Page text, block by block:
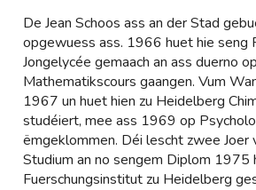
De Jean Schoos ass an der Stad
opgewuess ass. 1966 huet hie seng
Jongelycée gemaach an ass duerno
Mathematikscours gaangen. Vum
1967 un huet hien zu Heidelberg
studéiert, mee ass 1969 op
ëmgeklommen. Déi lescht zwee Joer
Studium an no sengem Diplom 1975
Fuerschungsinstitut zu Heidelberg